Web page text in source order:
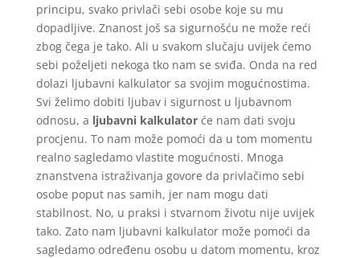
principu, svako privlači sebi osobe koje su mu
dopadljive. Znanost još sa sigurnošću ne može reći
zbog čega je tako. Ali u svakom slučaju uvijek ćemo
sebi poželjeti nekoga tko nam se sviđa. Onda na red
dolazi ljubavni kalkulator sa svojim mogućnostima.
Svi želimo dobiti ljubav i sigurnost u ljubavnom
odnosu, a ljubavni kalkulatorće nam dati svoju
procjenu. To nam može pomoći da u tom momentu
realno sagledamo vlastite mogućnosti. Mnoga
znanstvena istraživanja govore da privlačimo sebi
osobe poput nas samih, jer nam mogu dati
stabilnost. No, u praksi i stvarnom životu nije uvijek
tako. Zato nam ljubavni kalkulator može pomoći da
sagledamo određenu osobu u datom momentu, kroz